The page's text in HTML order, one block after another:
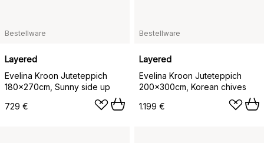
Bestellware
Layered
Evelina Kroon Juteteppich
180x270cm, Sunny side up
729 €
Bestellware
Layered
Evelina Kroon Juteteppich
200x300cm, Korean chives
1.199 €